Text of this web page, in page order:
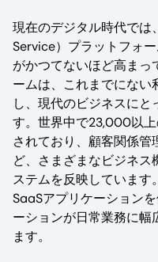
現在のデジタル時代で
Service）プラットフォ
がかつてないほど高まっ
ームは、これまでにな
し、現代のビジネスにと
す。世界中で23,000以
されており、顧客関係
ど、さまざまなビジネ
ステムを反映しています
SaaSアプリケーション
ーションが日常業務に幅
ます。